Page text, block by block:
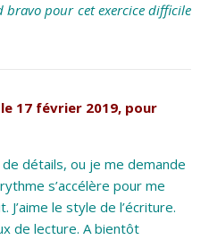
bravo pour cet exercice difficile
17 février 2019, pour
détails, ou je me demande
s’accélère pour me
J’aime le style de l’écriture.
de lecture. A bientôt